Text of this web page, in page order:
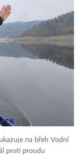
na břeh Vodní
proti proudu